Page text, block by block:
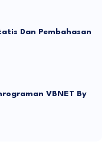
Dan Pembahasan
VBNET By